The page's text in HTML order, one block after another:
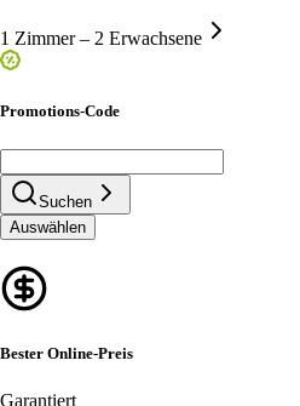
1 Zimmer – 2 Erwachsene
Promotions-Code
Suchen
Auswählen
Bester Online-Preis
Garantiert